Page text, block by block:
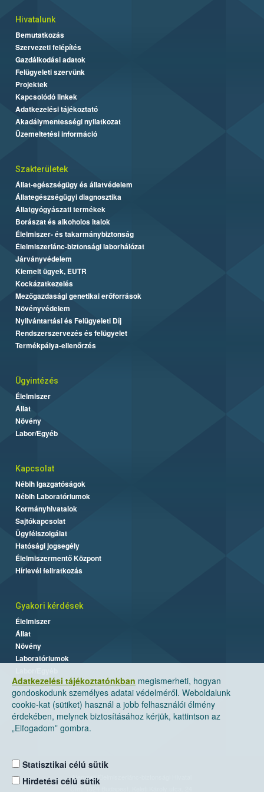
Adatkezelési tájékoztatónkban megismerheti, hogyan
gondoskodunk személyes adatai védelméről. Weboldalunk
cookie-kat (sütiket) használ a jobb felhasználói élmény
érdekében, melynek biztosításához kérjük, kattintson az
„Elfogadom” gombra.
Statisztikai célú sütik
Hirdetési célú sütik
Hivatalunk
Bemutatkozás
Szervezeti felépítés
Gazdálkodási adatok
Felügyeleti szervünk
Projektek
Kapcsolódó linkek
Adatkezelési tájékoztató
Akadálymentességi nyilatkozat
Üzemeltetési információ
Szakterületek
Állat-egészségügy és állatvédelem
Állategészségügyi diagnosztika
Állatgyógyászati termékek
Borászat és alkoholos italok
Élelmiszer- és takarmánybiztonság
Élelmiszerlánc-biztonsági laborhálózat
Járványvédelem
Kiemelt ügyek, EUTR
Kockázatkezelés
Mezőgazdasági genetikai erőforrások
Növényvédelem
Nyilvántartási és Felügyeleti Díj
Rendszerszervezés és felügyelet
Termékpálya-ellenőrzés
Ügyintézés
Élelmiszer
Állat
Növény
Labor/Egyéb
Kapcsolat
Nébih Igazgatóságok
Nébih Laboratóriumok
Kormányhivatalok
Sajtókapcsolat
Ügyfélszolgálat
Hatósági jogsegély
Élelmiszermentő Központ
Hírlevél feliratkozás
Gyakori kérdések
Élelmiszer
Állat
Növény
Laboratóriumok
Nemzeti Élelmiszerlánc-biztonsági Hivatal